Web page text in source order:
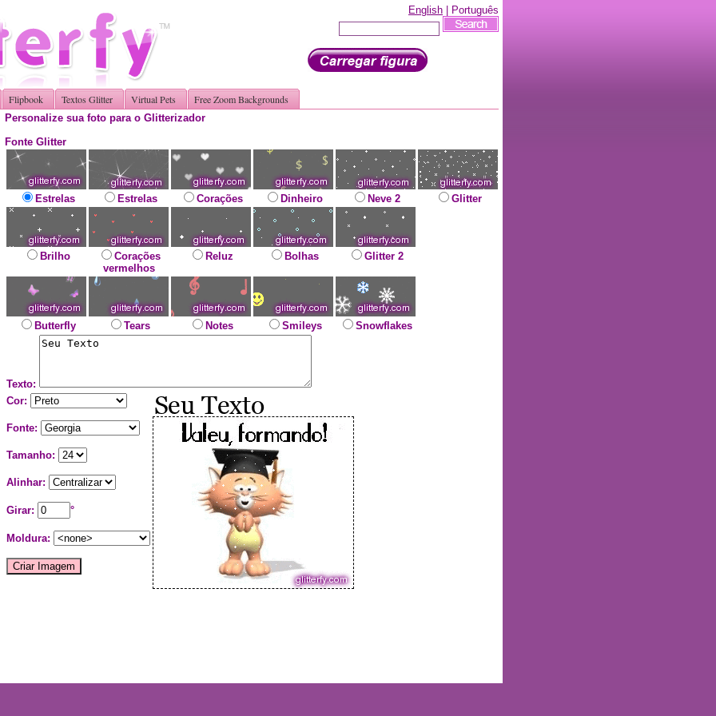
English | Português
Flipbook Textos Glitter Virtual Pets Free Zoom Backgrounds
Personalize sua foto para o Glitterizador
Fonte Glitter
Estrelas Estrelas Corações Dinheiro Neve 2 Glitter
Brilho
Corações
vermelhos
Reluz Bolhas Glitter 2
Butterfly Tears Notes Smileys Snowflakes
Texto:
Cor:
Fonte:
Tamanho:
Alinhar:
Girar: °
Moldura: